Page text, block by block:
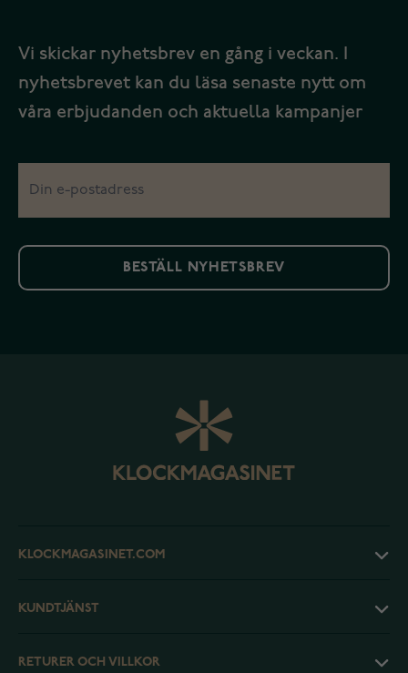
Vi skickar nyhetsbrev en gång i veckan. I
nyhetsbrevet kan du läsa senaste nytt om
våra erbjudanden och aktuella kampanjer
BESTÄLL NYHETSBREV
KLOCKMAGASINET.COM
KUNDTJÄNST
RETURER OCH VILLKOR